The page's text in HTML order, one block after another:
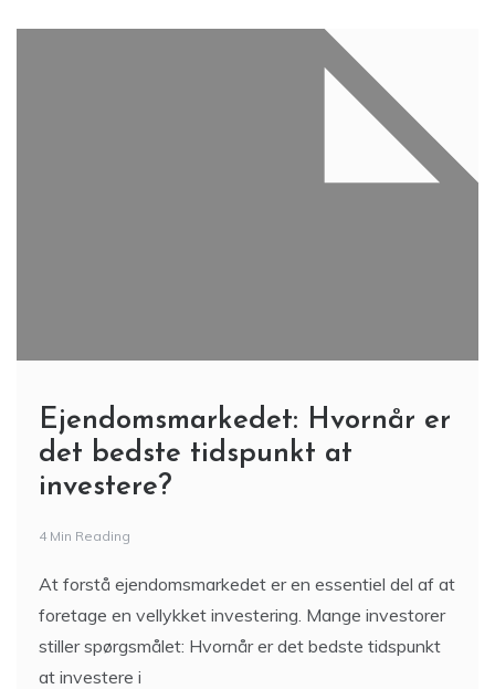
Ejendomsmarkedet: Hvornår er
det bedste tidspunkt at
investere?
4 Min Reading
At forstå ejendomsmarkedet er en essentiel del af at
foretage en vellykket investering. Mange investorer
stiller spørgsmålet: Hvornår er det bedste tidspunkt
at investere i